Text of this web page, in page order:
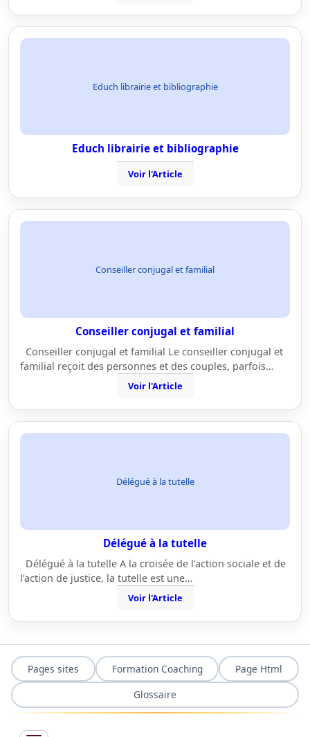
Educh librairie et bibliographie
Educh librairie et bibliographie
Voir l'Article
Conseiller conjugal et familial
Conseiller conjugal et familial
Conseiller conjugal et familial Le conseiller conjugal et
familial reçoit des personnes et des couples, parfois…
Voir l'Article
Délégué à la tutelle
Délégué à la tutelle
Délégué à la tutelle A la croisée de l’action sociale et de
l’action de justice, la tutelle est une…
Voir l'Article
Pages sites Formation Coaching
Page Html
Glossaire